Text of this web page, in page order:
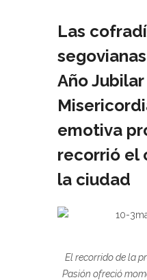
Las
Año
emotiva
recorrió el
la ciudad
El recorrido de la
Pasión ofreció